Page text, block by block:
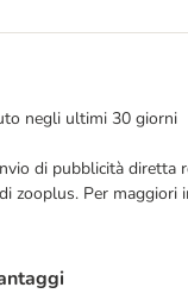
negli ultimi 30 giorni
di pubblicità
zooplus. Per maggiori